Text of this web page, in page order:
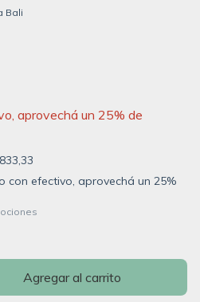
Bali
aprovechá un 25% de
con efectivo, aprovechá un 25%